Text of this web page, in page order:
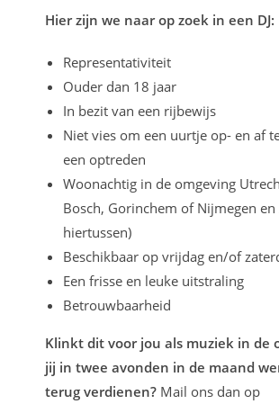
Hier zijn we naar op zoek in een DJ:
Representativiteit
Ouder dan 18 jaar
In bezit van een rijbewijs
Niet vies om een uurtje op- en af
een optreden
Woonachtig in de omgeving
Bosch, Gorinchem of Nijmegen
hiertussen)
Beschikbaar op vrijdag en/of
Een frisse en leuke uitstraling
Betrouwbaarheid
Klinkt dit voor jou als muziek in de
jij in twee avonden in de maand
terug verdienen? Mail ons dan op